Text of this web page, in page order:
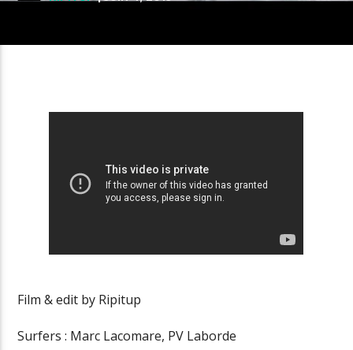
Film & edit by Ripitup
Surfers : Marc Lacomare, PV Laborde